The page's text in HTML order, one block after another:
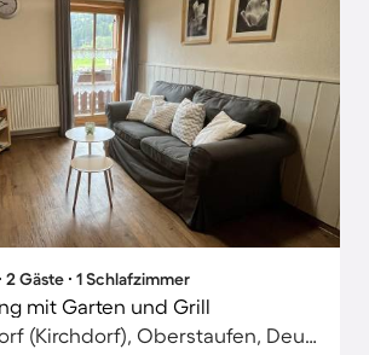
Gäste ∙ 1 Schlafzimmer
mit Garten und Grill
Thalkirchdorf (Kirchdorf), Oberstaufen, Deutschland